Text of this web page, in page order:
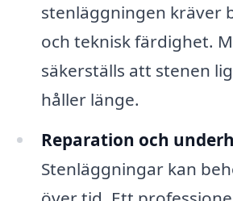
stenläggningen kräver
och teknisk färdighet.
säkerställs att stenen
håller länge.
Reparation och
Stenläggningar kan